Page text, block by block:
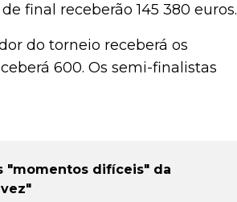
final receberão 145 380 euros.
do torneio receberá os
600. Os semi-finalistas
"momentos difíceis" da